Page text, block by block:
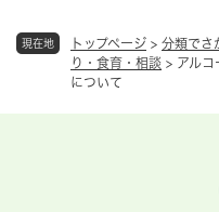
現在地 トップページ > 分類でさ
り・食育・相談 > アルコ
について